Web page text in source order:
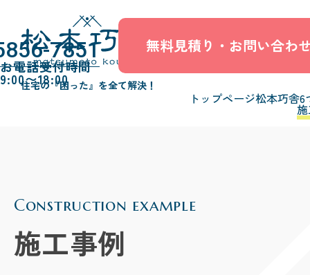
住宅の『困った』を全て解決！
無料見積り・お問い合わ
トップページ松本巧舎6
7851
お電話受付時間
9:00〜18:00
Construction example
施工事例